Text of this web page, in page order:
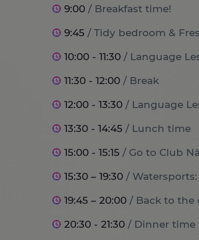
9:00 / Breakfast time!
9:45 / Tidy bedroom &
10:00 - 11:30 / Language
11:30 - 12:00 / Break
12:00 - 13:30 / Language
13:30 - 14:45 / Lunch time
15:00 - 15:15 / Go to Club
15:30 – 19:30 /
19:45 – 20:00 / Back to the
20:30 - 21:30 / Dinner time